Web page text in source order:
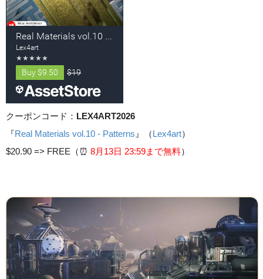
クーポンコード： LEX4ART2026
『Real Materials vol.10 - Patterns 』（Lex4art）
$20.90 => FREE（⏰️ 8月13日 23:59まで無料）